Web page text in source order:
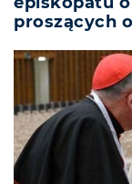
proszących